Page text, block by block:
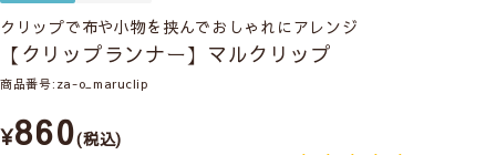
クリップで布や小物を挟んでおしゃれにアレンジ
【クリップランナー】マルクリップ
商品番号 za-o_maruclip
¥860 税込